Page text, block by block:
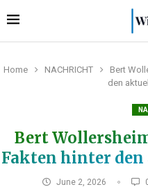
Home NACHRICHT
Bert
den
Bert
Fakten hinter
June 2, 2026